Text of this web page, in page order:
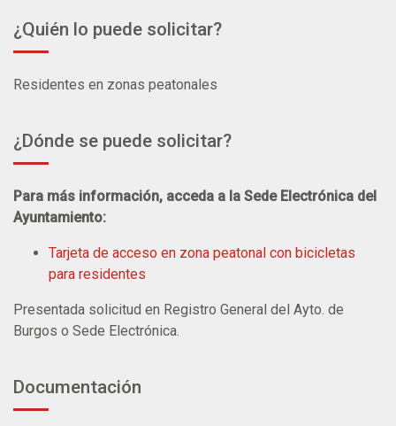
¿Quién lo puede solicitar?
Residentes en zonas peatonales
¿Dónde se puede solicitar?
Para más información, acceda a la Sede Electrónica del
Ayuntamiento:
Tarjeta de acceso en zona peatonal con bicicletas
para residentes
Presentada solicitud en Registro General del Ayto. de
Burgos o Sede Electrónica.
Documentación